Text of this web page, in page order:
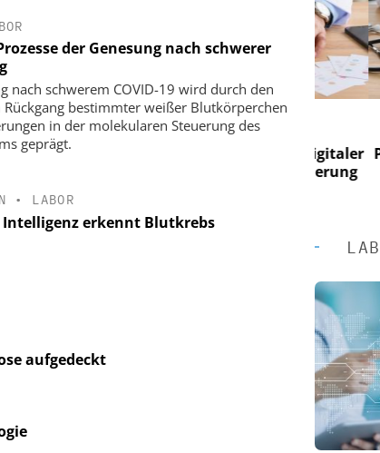
der Genesung nach schwerer
nach schwerem COVID-19 wird durch den
bestimmter weißer Blutkörperchen
in der molekularen Steuerung des
geprägt.
• LABOR
erkennt Blutkrebs
aufgedeckt
EASY SOFTWARE AG
Digitalisierung im
Personalmanagement: Von digitaler